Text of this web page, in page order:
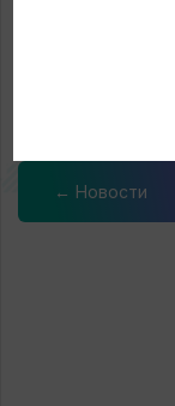
малого бизнеса
привлеченных
по обслуживанию
расположены в
← Новости